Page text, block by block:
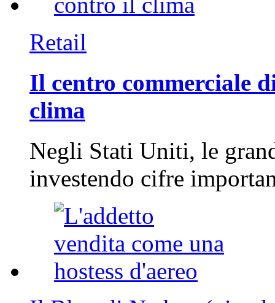
Retail
Il centro commerciale
clima
Negli Stati Uniti, le
investendo cifre